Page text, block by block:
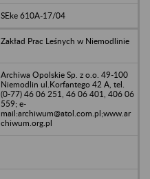
SEke 610A-17/04
Zakład Prac Leśnych w Niemodlinie
Archiwa Opolskie Sp. z o.o. 49-100
Niemodlin ul.Korfantego 42 A, tel.
(0-77) 46 06 251, 46 06 401, 406 06
559; e-
mail:archiwum@atol.com.pl;www.ar
chiwum.org.pl